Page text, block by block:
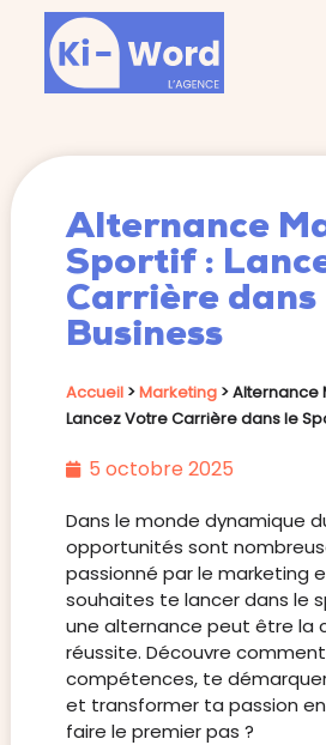
Alternance
Sportif :
Carrière dans
Business
Accueil>Marketing>Alternance
Lancez Votre Carrière dans le
5 octobre 2025
Dans le monde dynamique
opportunités sont
passionné par le marketing
souhaites te lancer dans le
une alternance peut être la
réussite. Découvre
compétences, te
et transformer ta passion
faire le premier pas ?